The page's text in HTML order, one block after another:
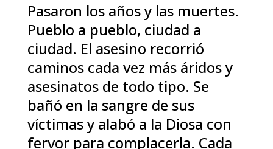
Pasaron los años y las muertes.
Pueblo a pueblo, ciudad a
ciudad. El asesino recorrió
caminos cada vez más áridos y
asesinatos de todo tipo. Se
bañó en la sangre de sus
víctimas y alabó a la Diosa con
fervor para complacerla. Cada